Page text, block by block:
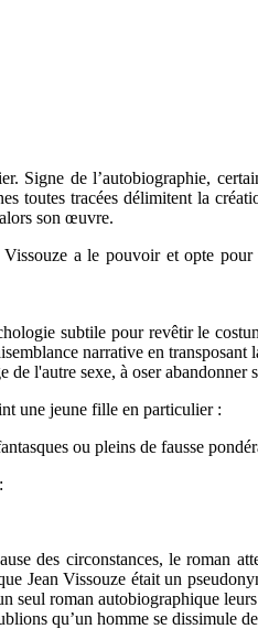
de l’autobiographie,
toutes tracées délimitent la
son œuvre.
a le pouvoir et opte
subtile pour revêtir le
narrative en transposant
l'autre sexe, à oser
une jeune fille en particulier :
ou pleins de fausse
des circonstances, le roman
Jean Vissouze était un
roman autobiographique
qu’un homme se dissimule